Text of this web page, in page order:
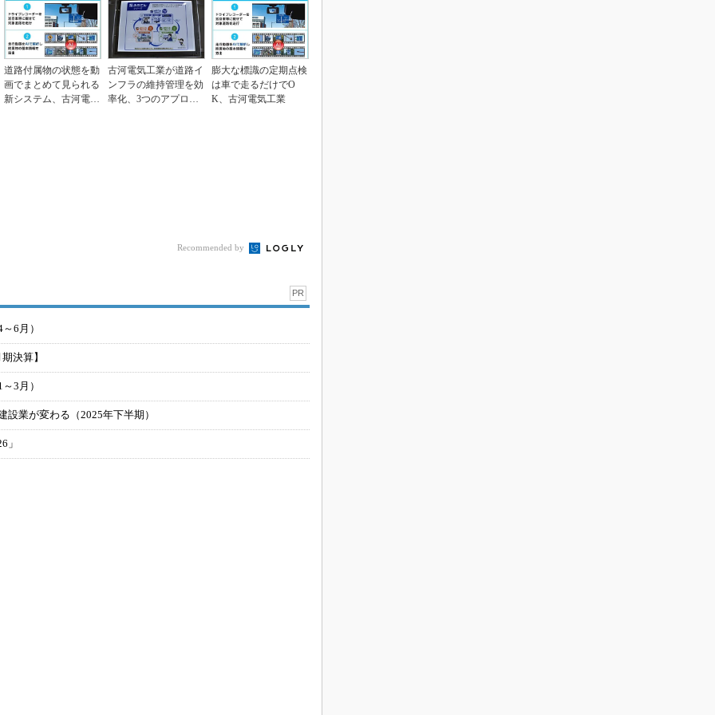
道路付属物の状態を動
画でまとめて見られる
新システム、古河電気
古河電気工業が道路イ
ンフラの維持管理を効
率化、3つのアプロー
膨大な標識の定期点検
は車で走るだけでO
K、古河電気工業
Recommended by
PR
6月）
決算】
3月）
業が変わる（2025年下半期）
」